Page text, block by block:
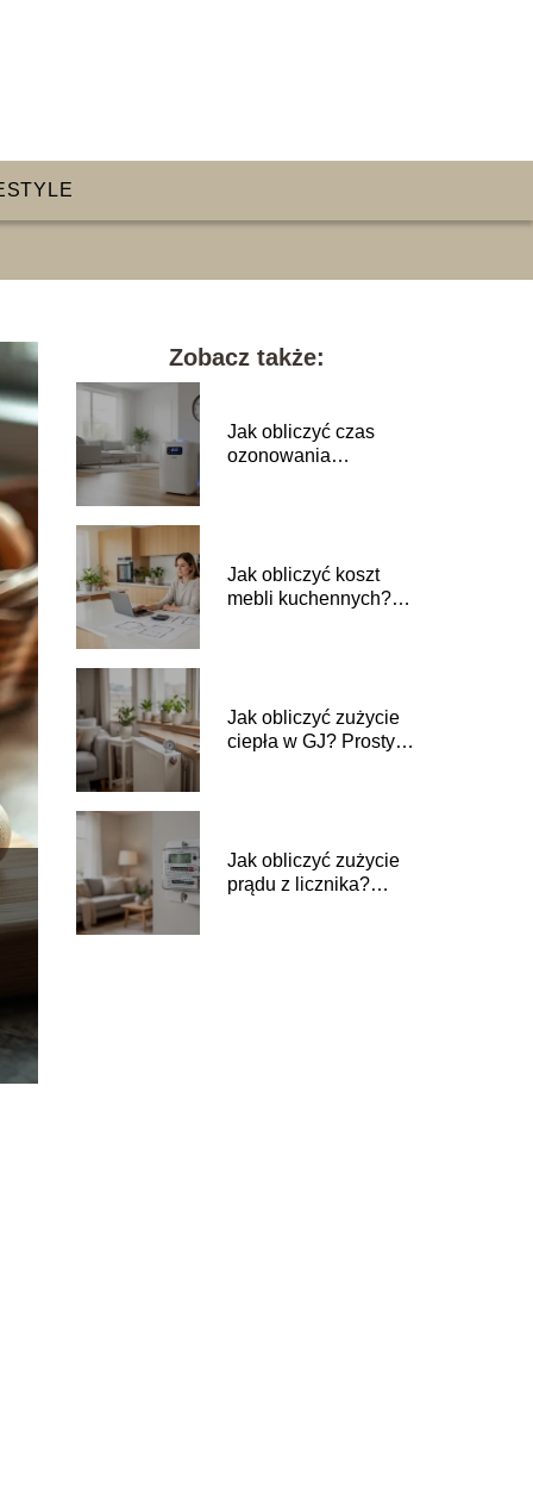
Zobacz także:
Jak obliczyć czas
ozonowania
Jak obliczyć koszt
mebli kuchennych?
Jak obliczyć zużycie
ciepła w GJ? Prosty
Jak obliczyć zużycie
prądu z licznika?